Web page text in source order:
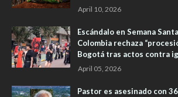
April 10, 2026
Escándalo en Semana
Colombia rechaza
Bogotá tras actos contra
April 05, 2026
Pastor es asesinado con